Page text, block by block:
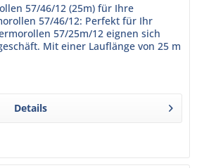
57/46/12 (25m) für Ihre
57/46/12: Perfekt für Ihr
57/25m/12 eignen sich
Mit einer Lauflänge von 25 m
Details